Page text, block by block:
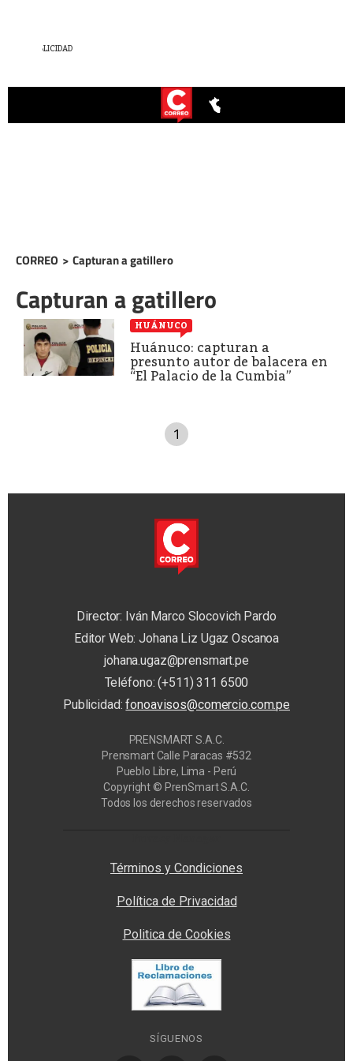
CORREO > Capturan a gatillero
Capturan a gatillero
HUÁNUCO
Huánuco: capturan a
presunto autor de balacera en
“El Palacio de la Cumbia”
1
Director: Iván Marco Slocovich Pardo
Editor Web: Johana Liz Ugaz Oscanoa
johana.ugaz@prensmart.pe
Teléfono: (+511) 311 6500
Publicidad:fonoavisos@comercio.com.pe
PRENSMART S.A.C.
Prensmart Calle Paracas #532
Pueblo Libre, Lima - Perú
Copyright © PrenSmart S.A.C.
Todos los derechos reservados
Términos y Condiciones
Política de Privacidad
Politica de Cookies
SÍGUENOS